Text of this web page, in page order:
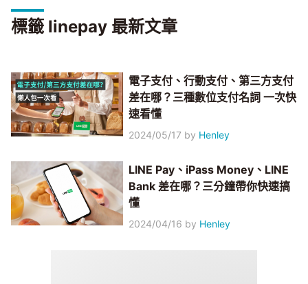
標籤 linepay 最新文章
電子支付、行動支付、第三方支付
差在哪？三種數位支付名詞 一次快
速看懂
2024/05/17 by Henley
LINE Pay、iPass Money、LINE
Bank 差在哪？三分鐘帶你快速搞
懂
2024/04/16 by Henley